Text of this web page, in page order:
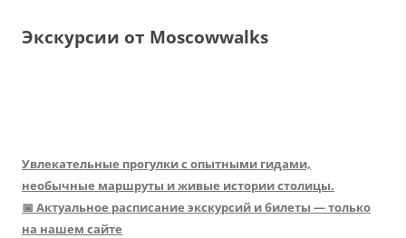
Экскурсии от Moscowwalks
Увлекательные прогулки с опытными гидами,
необычные маршруты и живые истории столицы.
📅 Актуальное расписание экскурсий и билеты — только
на нашем сайте